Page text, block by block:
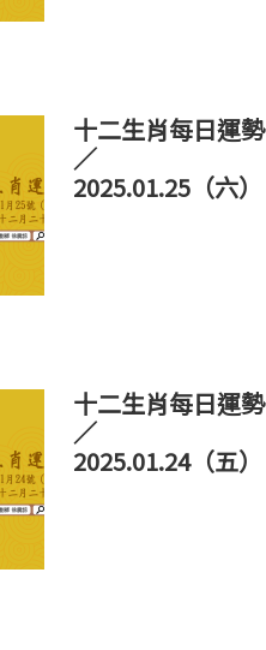
十二生肖每日運勢
／
2025.01.25（六）
十二生肖每日運勢
／
2025.01.24（五）